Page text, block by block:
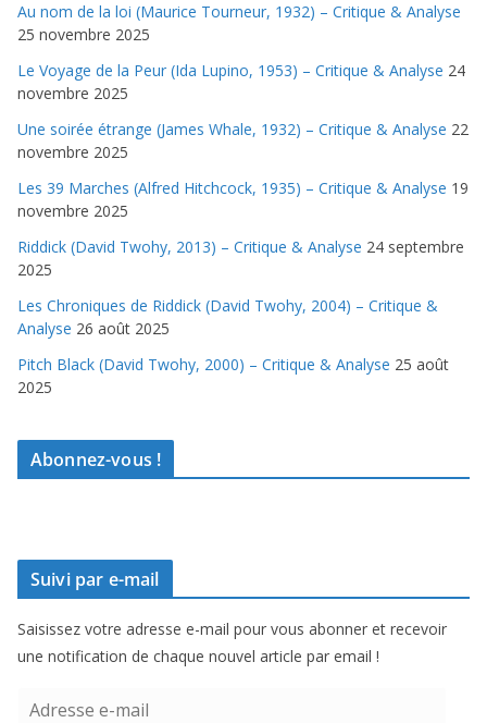
Au nom de la loi (Maurice Tourneur, 1932) – Critique & Analyse
25 novembre 2025
Le Voyage de la Peur (Ida Lupino, 1953) – Critique & Analyse 24
novembre 2025
Une soirée étrange (James Whale, 1932) – Critique & Analyse 22
novembre 2025
Les 39 Marches (Alfred Hitchcock, 1935) – Critique & Analyse 19
novembre 2025
Riddick (David Twohy, 2013) – Critique & Analyse 24 septembre
2025
Les Chroniques de Riddick (David Twohy, 2004) – Critique &
Analyse 26 août 2025
Pitch Black (David Twohy, 2000) – Critique & Analyse 25 août
2025
Abonnez-vous !
Suivi par e-mail
Saisissez votre adresse e-mail pour vous abonner et recevoir
une notification de chaque nouvel article par email !